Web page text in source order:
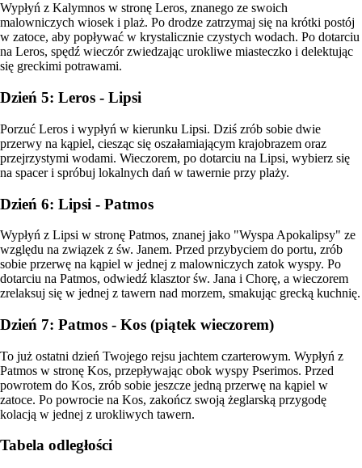
Wypłyń z Kalymnos w stronę Leros, znanego ze swoich
malowniczych wiosek i plaż. Po drodze zatrzymaj się na krótki postój
w zatoce, aby popływać w krystalicznie czystych wodach. Po dotarciu
na Leros, spędź wieczór zwiedzając urokliwe miasteczko i delektując
się greckimi potrawami.
Dzień 5: Leros - Lipsi
Porzuć Leros i wypłyń w kierunku Lipsi. Dziś zrób sobie dwie
przerwy na kąpiel, ciesząc się oszałamiającym krajobrazem oraz
przejrzystymi wodami. Wieczorem, po dotarciu na Lipsi, wybierz się
na spacer i spróbuj lokalnych dań w tawernie przy plaży.
Dzień 6: Lipsi - Patmos
Wypłyń z Lipsi w stronę Patmos, znanej jako "Wyspa Apokalipsy" ze
względu na związek z św. Janem. Przed przybyciem do portu, zrób
sobie przerwę na kąpiel w jednej z malowniczych zatok wyspy. Po
dotarciu na Patmos, odwiedź klasztor św. Jana i Chorę, a wieczorem
zrelaksuj się w jednej z tawern nad morzem, smakując grecką kuchnię.
Dzień 7: Patmos - Kos (piątek wieczorem)
To już ostatni dzień Twojego rejsu jachtem czarterowym. Wypłyń z
Patmos w stronę Kos, przepływając obok wyspy Pserimos. Przed
powrotem do Kos, zrób sobie jeszcze jedną przerwę na kąpiel w
zatoce. Po powrocie na Kos, zakończ swoją żeglarską przygodę
kolacją w jednej z urokliwych tawern.
Tabela odległości